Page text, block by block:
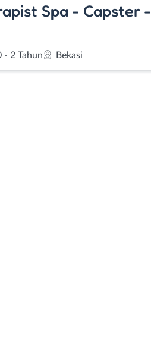
Spa - Capster -
- 2 Tahun Bekasi